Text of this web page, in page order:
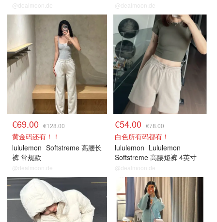
@dealmoon.de @dealmoon.de
€69.00 €128.00
黄金码还有！！
lululemon Softstreme 高腰长
裤 常规款
@dealmoon.de
€54.00 €78.00
白色所有码都有！
lululemon Lululemon
Softstreme 高腰短裤 4英寸
@dealmoon.de